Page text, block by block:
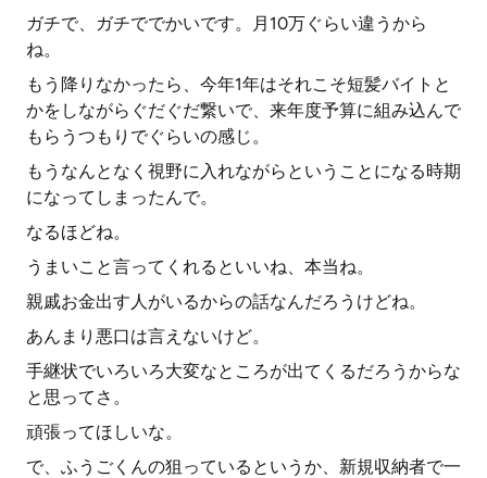
ガチで、ガチででかいです。月10万ぐらい違うから
ね。
もう降りなかったら、今年1年はそれこそ短髪バイトと
かをしながらぐだぐだ繋いで、来年度予算に組み込んで
もらうつもりでぐらいの感じ。
もうなんとなく視野に入れながらということになる時期
になってしまったんで。
なるほどね。
うまいこと言ってくれるといいね、本当ね。
親戚お金出す人がいるからの話なんだろうけどね。
あんまり悪口は言えないけど。
手継状でいろいろ大変なところが出てくるだろうからな
と思ってさ。
頑張ってほしいな。
で、ふうごくんの狙っているというか、新規収納者で一